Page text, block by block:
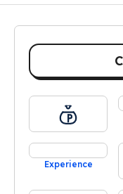
Experience